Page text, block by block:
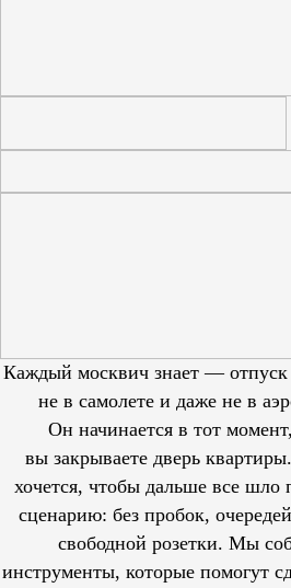
Каждый москвич знает — отпуск
не в самолете и даже не в
Он начинается в тот
вы закрываете дверь
хочется, чтобы дальше все шло
сценарию: без пробок,
свободной розетки. Мы
инструменты, которые помогут